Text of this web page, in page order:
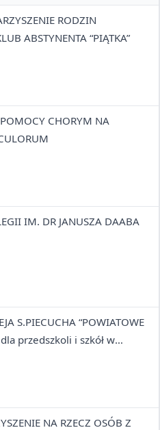
RODZIN
ABSTYNENTA “PIĄTKA”
CHORYM NA
IM. DR JANUSZA DAABA
S.PIECUCHA “POWIATOWE
przedszkoli i szkół w
NA RZECZ OSÓB Z